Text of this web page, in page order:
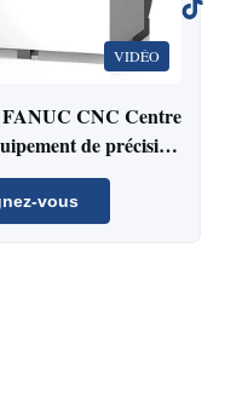
VIDÉO
CNC Centre
de précision
de pièces
vous